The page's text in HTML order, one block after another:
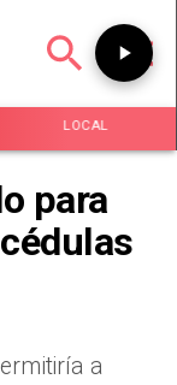
LOCAL
para
a